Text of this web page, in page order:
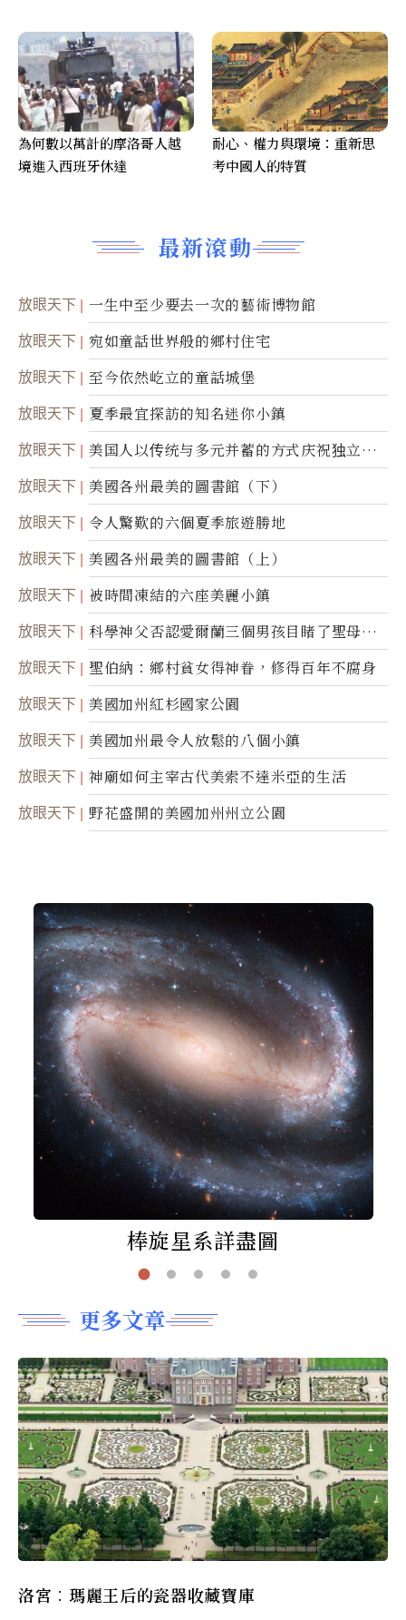
最新滾動
放眼天下 一生中至少要去一次的藝術博物館
放眼天下 宛如童話世界般的鄉村住宅
放眼天下 至今依然屹立的童話城堡
放眼天下 夏季最宜探訪的知名迷你小鎮
放眼天下
美国人以传统与多元并蓄的方式庆祝独立日2
50周年
放眼天下 美國各州最美的圖書館（下）
放眼天下 令人驚歎的六個夏季旅遊勝地
放眼天下 美國各州最美的圖書館（上）
放眼天下 被時間凍結的六座美麗小鎮
放眼天下
科學神父否認愛爾蘭三個男孩目睹了聖母顯
靈
放眼天下 聖伯納：鄉村貧女得神眷，修得百年不腐身
放眼天下 美國加州紅杉國家公園
放眼天下 美國加州最令人放鬆的八個小鎮
放眼天下 神廟如何主宰古代美索不達米亞的生活
放眼天下 野花盛開的美國加州州立公園
為何數以萬計的摩洛哥人越
境進入西班牙休達
耐心、權力與環境：重新思
考中國人的特質
棒旋星系詳盡圖
更多文章
洛宮︰瑪麗王后的瓷器收藏寶庫